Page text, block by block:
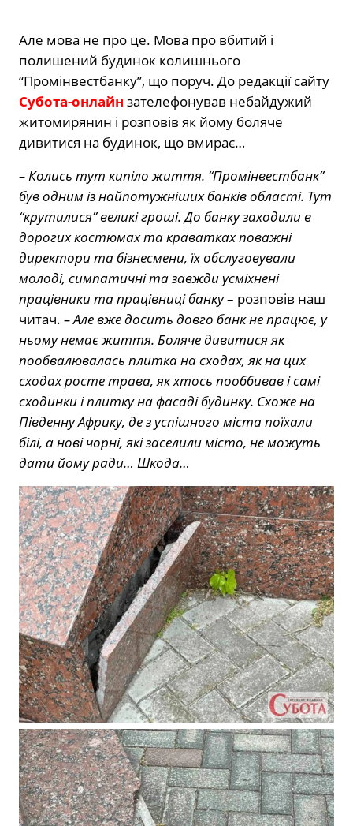
Але мова не про це. Мова про вбитий і
полишений будинок колишнього
“Промінвестбанку”, що поруч. До редакції сайту
Субота-онлайн зателефонував небайдужий
житомирянин і розповів як йому боляче
дивитися на будинок, що вмирає…
– Колись тут кипіло життя. “Промінвестбанк”
був одним із найпотужніших банків області. Тут
“крутилися” великі гроші. До банку заходили в
дорогих костюмах та краватках поважні
директори та бізнесмени, їх обслуговували
молоді, симпатичні та завжди усміхнені
працівники та працівниці банку– розповів наш
читач. – Але вже досить довго банк не працює, у
ньому немає життя. Боляче дивитися як
пообвалювалась плитка на сходах, як на цих
сходах росте трава, як хтось пооббивав і самі
сходинки і плитку на фасаді будинку. Схоже на
Південну Африку, де з успішного міста поїхали
білі, а нові чорні, які заселили місто, не можуть
дати йому ради… Шкода…